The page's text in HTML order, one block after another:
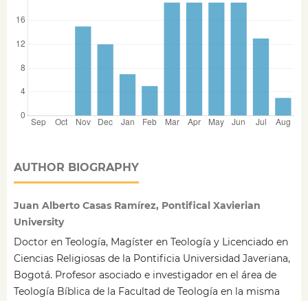
AUTHOR BIOGRAPHY
Juan Alberto Casas Ramírez, Pontifical Xavierian
University
Doctor en Teología, Magíster en Teología y Licenciado en
Ciencias Religiosas de la Pontificia Universidad Javeriana,
Bogotá. Profesor asociado e investigador en el área de
Teología Bíblica de la Facultad de Teología en la misma